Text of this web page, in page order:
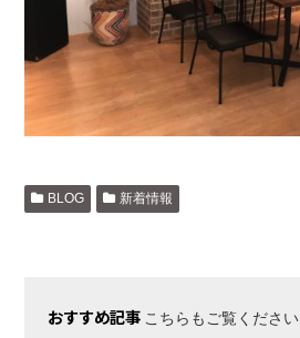
BLOG 新着情報
おすすめ記事 こちらもご覧ください